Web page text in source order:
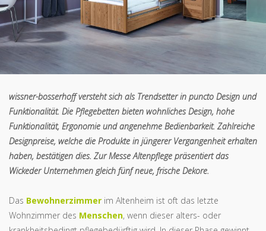
wissner-bosserhoff versteht sich als Trendsetter in puncto Design und
Funktionalität. Die Pflegebetten bieten wohnliches Design, hohe
Funktionalität, Ergonomie und angenehme Bedienbarkeit. Zahlreiche
Designpreise, welche die Produkte in jüngerer Vergangenheit erhalten
haben, bestätigen dies. Zur Messe Altenpflege präsentiert das
Wickeder Unternehmen gleich fünf neue, frische Dekore.
Das Bewohnerzimmer im Altenheim ist oft das letzte
Wohnzimmer des Menschen, wenn dieser alters- oder